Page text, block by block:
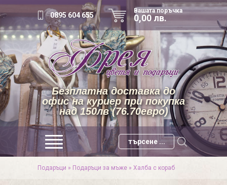
0895 604 655
Вашата поръчка
0,00 лв.
Безплатна доставка до
офис на куриер при покупка
над 150лв (76.70евро)
Подаръци » Подаръци за мъже » Халба с кораб